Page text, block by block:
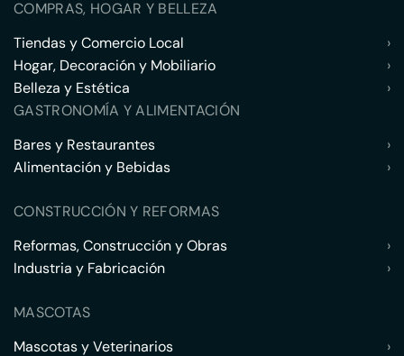
COMPRAS, HOGAR Y BELLEZA
Tiendas y Comercio Local
›
Hogar, Decoración y Mobiliario
›
Belleza y Estética
›
GASTRONOMÍA Y ALIMENTACIÓN
Bares y Restaurantes
›
Alimentación y Bebidas
›
CONSTRUCCIÓN Y REFORMAS
Reformas, Construcción y Obras
›
Industria y Fabricación
›
MASCOTAS
Mascotas y Veterinarios
›